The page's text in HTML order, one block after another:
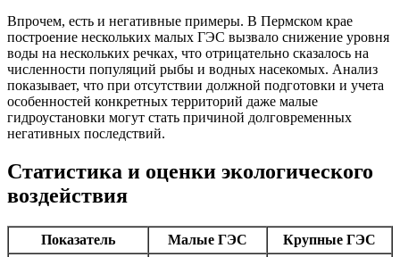
Впрочем, есть и негативные примеры. В Пермском крае
построение нескольких малых ГЭС вызвало снижение уровня
воды на нескольких речках, что отрицательно сказалось на
численности популяций рыбы и водных насекомых. Анализ
показывает, что при отсутствии должной подготовки и учета
особенностей конкретных территорий даже малые
гидроустановки могут стать причиной долговременных
негативных последствий.
Статистика и оценки экологического
воздействия
Показатель Малые ГЭС
Крупные ГЭС